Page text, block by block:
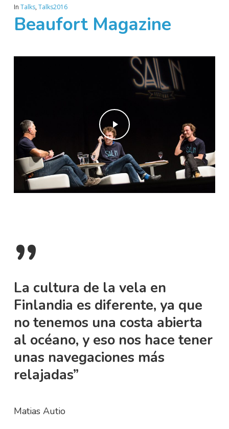
In Talks, Talks2016
Beaufort Magazine
Play Video
Play Video
”
La cultura de la vela en
Finlandia es diferente, ya que
no tenemos una costa abierta
al océano, y eso nos hace tener
unas navegaciones más
relajadas”
Matias Autio